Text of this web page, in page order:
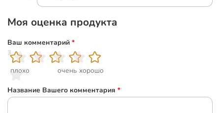
Моя оценка продукта
Ваш комментарий *
1
плохо
2
3
4
5
очень хорошо
Название Вашего комментария *